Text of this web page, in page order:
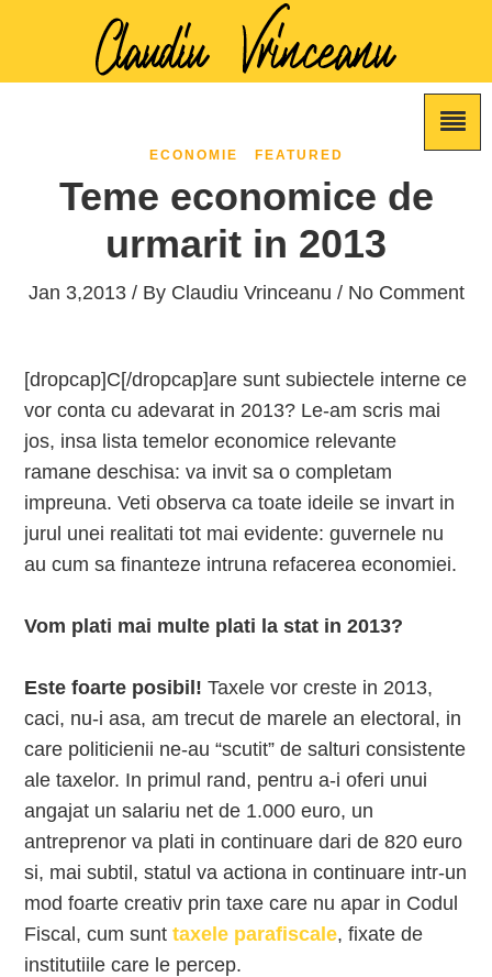
ECONOMIE FEATURED
Teme economice de
urmarit in 2013
Jan 3,2013 / By Claudiu Vrinceanu / No Comment
[dropcap]C[/dropcap]are sunt subiectele interne ce
vor conta cu adevarat in 2013? Le-am scris mai
jos, insa lista temelor economice relevante
ramane deschisa: va invit sa o completam
impreuna. Veti observa ca toate ideile se invart in
jurul unei realitati tot mai evidente: guvernele nu
au cum sa finanteze intruna refacerea economiei.
Vom plati mai multe plati la stat in 2013?
Este foarte posibil!Taxele vor creste in 2013,
caci, nu-i asa, am trecut de marele an electoral, in
care politicienii ne-au “scutit” de salturi consistente
ale taxelor. In primul rand, pentru a-i oferi unui
angajat un salariu net de 1.000 euro, un
antreprenor va plati in continuare dari de 820 euro
si, mai subtil, statul va actiona in continuare intr-un
mod foarte creativ prin taxe care nu apar in Codul
Fiscal, cum sunttaxele parafiscale, fixate de
institutiile care le percep.